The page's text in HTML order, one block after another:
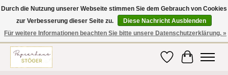
Hier finden Sie hochwertige Produkte im Bereich Schule, Büro, Papier,
Schreiben und vieles mehr! Erhalten Sie Ihre Bestellung bequem nach
Hause oder ins Büro geliefert!
Wunschzettel
Ihr
Durch die Nutzung unserer Webseite stimmen Sie dem Gebrauch von Cookies
zur Verbesserung dieser Seite zu.
Diese Nachricht Ausblenden
Für weitere Informationen beachten Sie bitte unsere Datenschutzerklärung. »